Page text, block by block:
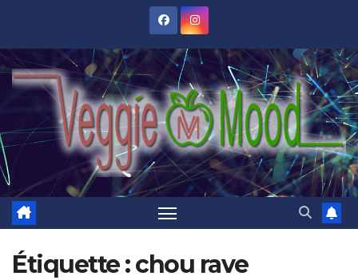
content
Étiquette :chou rave